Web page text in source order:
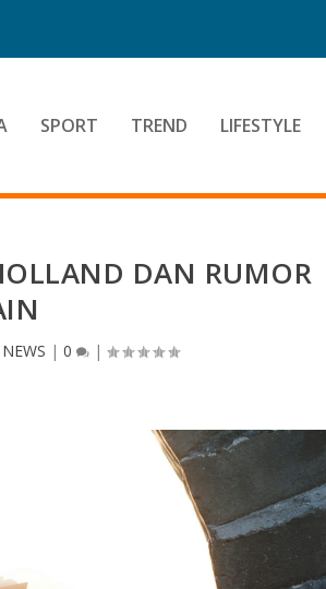
SPORT TREND LIFESTYLE
DAN RUMOR
NEWS |0 |